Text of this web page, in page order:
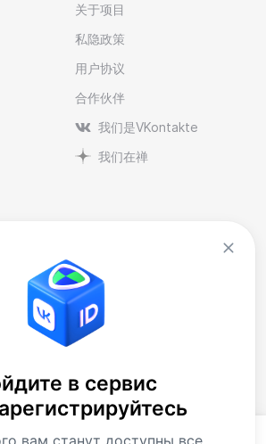
关于项目
私隐政策
用户协议
合作伙伴
我们是VKontakte
我们在禅
自然科学博物馆
艺术
行业
博物馆藏品
в сервис
вам станут доступны все